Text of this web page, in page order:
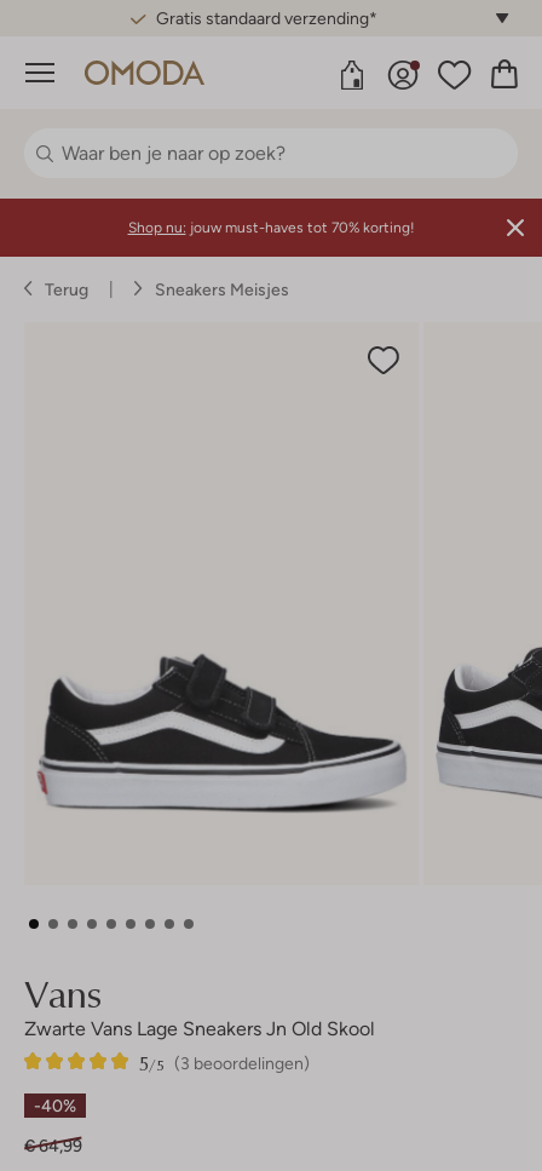
Gratis standaard verzending*
Menu
Shop nu: jouw must-haves tot 70% korting!
Terug Sneakers Meisjes
Vans
Zwarte Vans Lage Sneakers Jn Old Skool
(3 beoordelingen)
5/5
3
5
Sterren
-40%
€ 64,99